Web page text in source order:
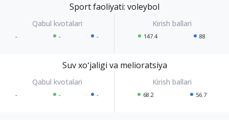
Sport faoliyati: voleybol
- - - 147.4 88
Suv xoʻjaligi va melioratsiya
- - - 68.2 56.7